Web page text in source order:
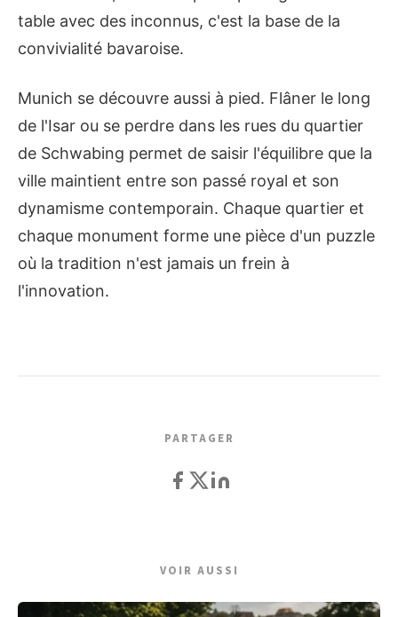
table avec des inconnus, c'est la base de la
convivialité bavaroise.
Munich se découvre aussi à pied. Flâner le long
de l'Isar ou se perdre dans les rues du quartier
de Schwabing permet de saisir l'équilibre que la
ville maintient entre son passé royal et son
dynamisme contemporain. Chaque quartier et
chaque monument forme une pièce d'un puzzle
où la tradition n'est jamais un frein à
l'innovation.
PARTAGER
VOIR AUSSI